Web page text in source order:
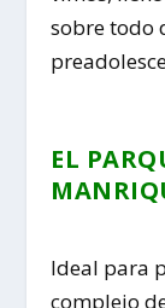
sobre todo
EL
Ideal para
complejo